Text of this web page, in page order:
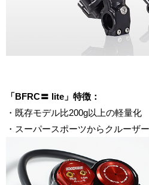
「BFRC〓 lite」特徴：
・既存モデル比200g以上の軽量化
・スーパースポーツからクルーザ